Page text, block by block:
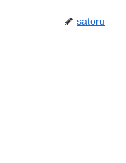
satoru